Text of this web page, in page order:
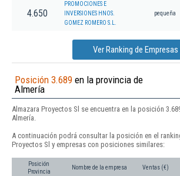
4.650
PROMOCIONES E
INVERSIONES HNOS.
GOMEZ ROMERO S.L.
pequeña
Ver Ranking de
Posición 3.689 en la provincia de
Almería
Almazara Proyectos Sl se encuentra en la posición
Almería.
A continuación podrá consultar la posición en el
Proyectos Sl y empresas con posiciones similares:
Posición
Provincia
Nombre de la empresa Ventas (€)